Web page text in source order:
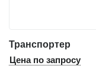
Транспортер
Цена по запросу